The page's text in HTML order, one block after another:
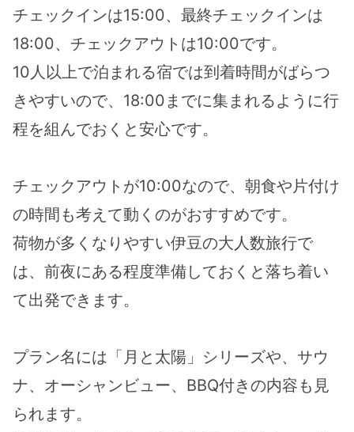
チェックインは15:00、最終チェックインは
18:00、チェックアウトは10:00です。
10人以上で泊まれる宿では到着時間がばらつ
きやすいので、18:00までに集まれるように行
程を組んでおくと安心です。
チェックアウトが10:00なので、朝食や片付け
の時間も考えて動くのがおすすめです。
荷物が多くなりやすい伊豆の大人数旅行で
は、前夜にある程度準備しておくと落ち着い
て出発できます。
プラン名には「月と太陽」シリーズや、サウ
ナ、オーシャンビュー、BBQ付きの内容も見
られます。